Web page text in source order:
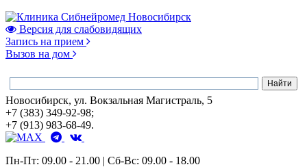
Версия для слабовидящих
Запись на прием
Вызов на дом
Новосибирск, ул. Вокзальная Магистраль, 5
+7 (383) 349-92-98;
+7 (913) 983-68-49.
Пн-Пт: 09.00 - 21.00 | Сб-Вс: 09.00 - 18.00